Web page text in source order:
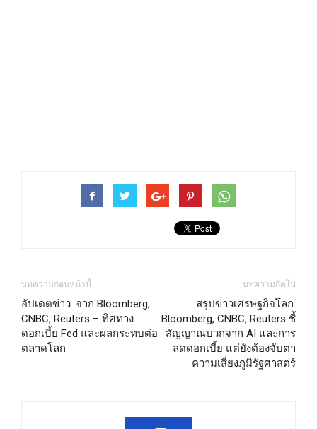
บทความก่อนหน้านี้
อัปเดตข่าว: จาก Bloomberg,
CNBC, Reuters – ทิศทาง
ดอกเบี้ย Fed และผลกระทบต่อ
ตลาดโลก
บทความถัดไป
สรุปข่าวเศรษฐกิจโลก:
Bloomberg, CNBC, Reuters ชี้
สัญญาณบวกจาก AI และการ
ลดดอกเบี้ย แต่ยังต้องจับตา
ความเสี่ยงภูมิรัฐศาสตร์